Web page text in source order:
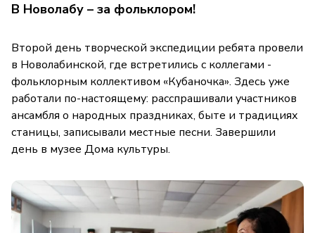
В Новолабу – за фольклором!
Второй день творческой экспедиции ребята провели
в Новолабинской, где встретились с коллегами -
фольклорным коллективом «Кубаночка». Здесь уже
работали по-настоящему: расспрашивали участников
ансамбля о народных праздниках, быте и традициях
станицы, записывали местные песни. Завершили
день в музее Дома культуры.